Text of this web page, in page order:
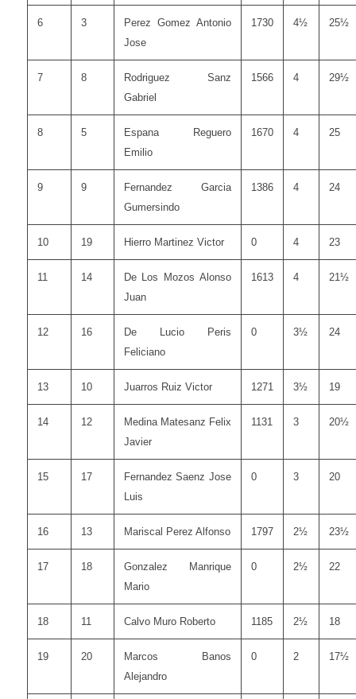
6 3
Perez Gomez Antonio
Jose
1730 4½ 25½
7 8
Rodriguez Sanz
Gabriel
1566 4 29½
8 5
Espana Reguero
Emilio
1670 4 25
9 9
Fernandez Garcia
Gumersindo
1386 4 24
10 19 Hierro Martinez Victor 0 4 23
11 14
De Los Mozos Alonso
Juan
1613 4 21½
12 16
De Lucio Peris
Feliciano
0 3½ 24
13 10 Juarros Ruiz Victor 1271 3½ 19
14 12
Medina Matesanz Felix
Javier
1131 3 20½
15 17
Fernandez Saenz Jose
Luis
0 3 20
16 13 Mariscal Perez Alfonso 1797 2½ 23½
17 18
Gonzalez Manrique
Mario
0 2½ 22
18 11 Calvo Muro Roberto 1185 2½ 18
19 20
Marcos Banos
Alejandro
0 2 17½